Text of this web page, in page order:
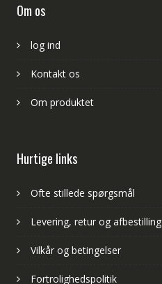
Om os
log ind
Kontakt os
Om produktet
Hurtige links
Ofte stillede spørgsmål
Levering, retur og afbestilling
Vilkår og betingelser
Fortrolighedspolitik